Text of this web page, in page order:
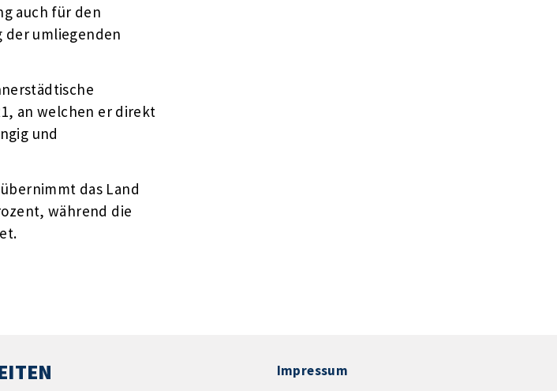
auch für den
der umliegenden
an welchen er direkt
und
das Land
während die
Impressum